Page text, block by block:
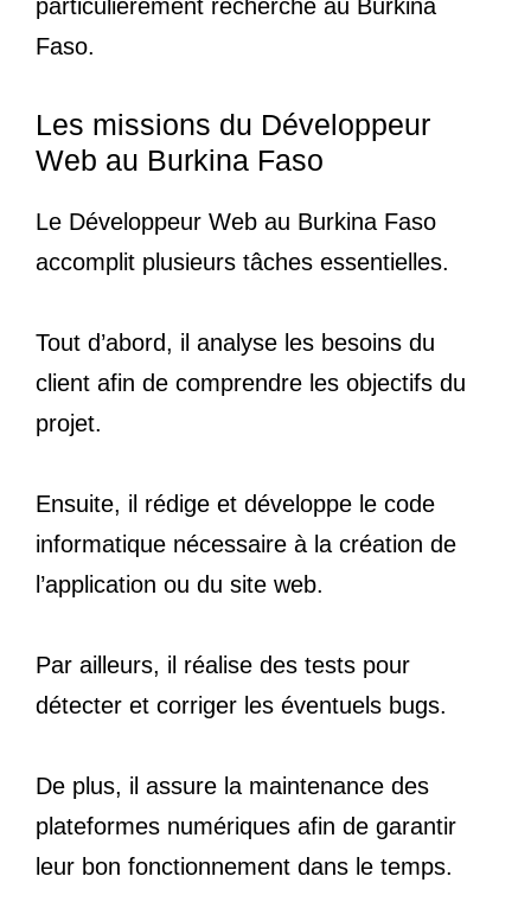
particulièrement recherché au Burkina
Faso.
Les missions du Développeur
Web au Burkina Faso
Le Développeur Web au Burkina Faso
accomplit plusieurs tâches essentielles.
Tout d’abord, il analyse les besoins du
client afin de comprendre les objectifs du
projet.
Ensuite, il rédige et développe le code
informatique nécessaire à la création de
l’application ou du site web.
Par ailleurs, il réalise des tests pour
détecter et corriger les éventuels bugs.
De plus, il assure la maintenance des
plateformes numériques afin de garantir
leur bon fonctionnement dans le temps.